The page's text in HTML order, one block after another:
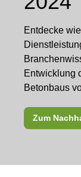
Entdecke
Entwicklung
Betonbaus
Zum